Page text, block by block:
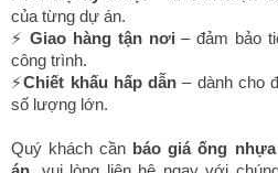
của từng dự án.
⚡Giao hàng tận nơi – đảm bảo
công trình.
⚡Chiết khấu hấp dẫn – dành cho
số lượng lớn.
Quý khách cần báo giá ống